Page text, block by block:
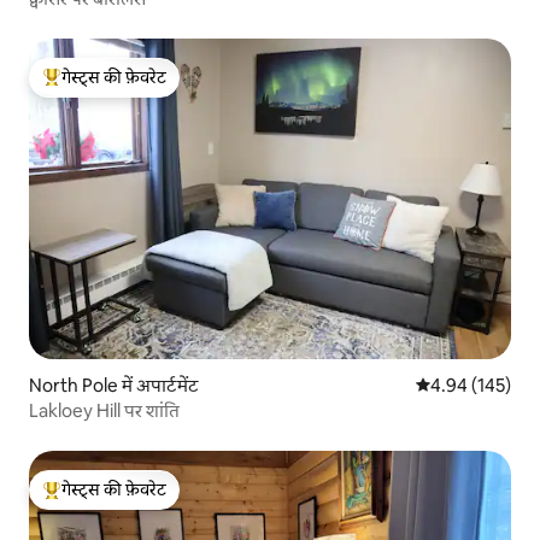
गेस्ट्स का टॉप फ़ेवरेट
गेस्ट्स की फ़ेवरेट
North Pole में अपार्टमेंट औसत रेटिंग 5 में से
4.94 (145)
Lakloey Hill पर शांति
गेस्ट्स का टॉप फ़ेवरेट
गेस्ट्स की फ़ेवरेट